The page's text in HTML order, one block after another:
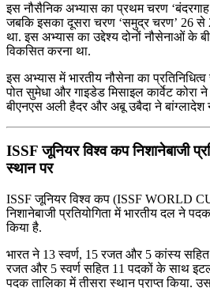
इस नौसैनिक अभ्यास का प्रथम चरण
जबकि इसका दूसरा चरण ‘समुद्र चरण’ 26 से
था. इस अभ्यास का उद्देश्य दोनों नौसेनाओं के
विकसित करना था.
इस अभ्यास में भारतीय नौसेना का
पोत सुमेधा और गाइडेड मिसाइल कार्वेट कोरा
बीएनएस अली हैदर और अबू उबैदा ने बांग्लादेश
ISSF जूनियर विश्‍व कप निशानेबाजी
स्थान पर
ISSF जूनियर विश्‍व कप (ISSF WORLD
निशानेबाजी प्रतियोगिता में भारतीय दल ने
किया है.
भारत ने 13 स्वर्ण, 15 रजत और 5 कांस्य
रजत और 5 स्वर्ण सहित 11 पदकों के साथ
पदक तालिका में तीसरा स्थान प्राप्त किया.